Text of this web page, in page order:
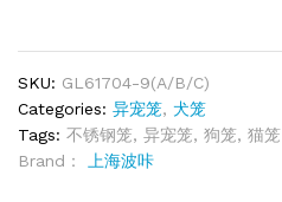
SKU: GL61704-9(A/B/C)
Categories: 异宠笼, 犬笼
Tags: 不锈钢笼, 异宠笼, 狗笼, 猫笼
Brand：
上海波咔